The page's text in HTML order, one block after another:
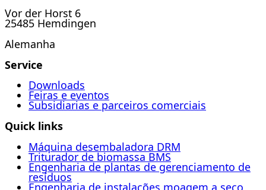
Vor der Horst 6
25485 Hemdingen
Alemanha
Service
Downloads
Feiras e eventos
Subsidiarias e parceiros comerciais
Quick links
Máquina desembaladora DRM
Triturador de biomassa BMS
Engenharia de plantas de gerenciamento de
resíduos